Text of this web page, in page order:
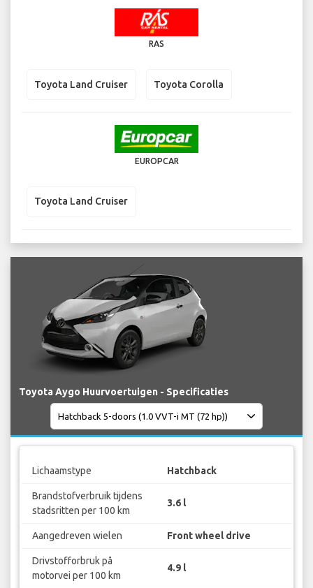
RAS
Toyota Land Cruiser Toyota Corolla
EUROPCAR
Toyota Land Cruiser
Toyota Aygo Huurvoertuigen - Specificaties
Lichaamstype Hatchback
Brandstofverbruik tijdens
stadsritten per 100 km
3.6 l
Aangedreven wielen Front wheel drive
Drivstofforbruk på
motorvei per 100 km
4.9 l